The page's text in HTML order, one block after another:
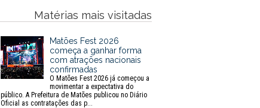
Matérias mais visitadas
Matões Fest 2026
começa a ganhar forma
com atrações nacionais
confirmadas
O Matões Fest 2026 já começou a
movimentar a expectativa do
público. A Prefeitura de Matões publicou no Diário
Oficial as contratações das p...